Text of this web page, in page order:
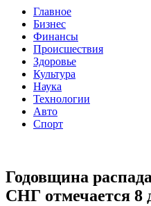
Главное
Бизнес
Финансы
Происшествия
Здоровье
Культура
Наука
Технологии
Авто
Спорт
Годовщина
СНГ отмечается 8